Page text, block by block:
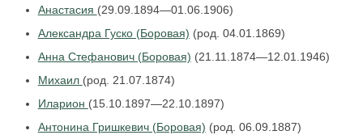
Анастасия (29.09.1894—01.06.1906)
Александра Гуско (Боровая) (род. 04.01.1869)
Анна Стефанович (Боровая) (21.11.1874—12.01.1946)
Михаил (род. 21.07.1874)
Иларион (15.10.1897—22.10.1897)
Антонина Гришкевич (Боровая) (род. 06.09.1887)